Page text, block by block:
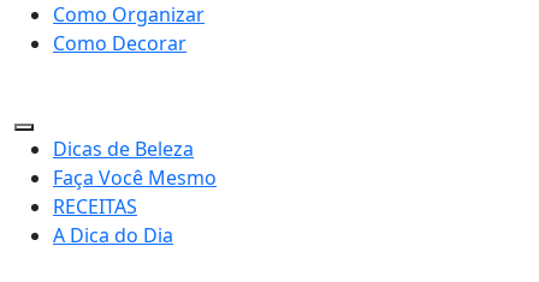
Como Organizar
Como Decorar
Dicas de Beleza
Faça Você Mesmo
RECEITAS
A Dica do Dia